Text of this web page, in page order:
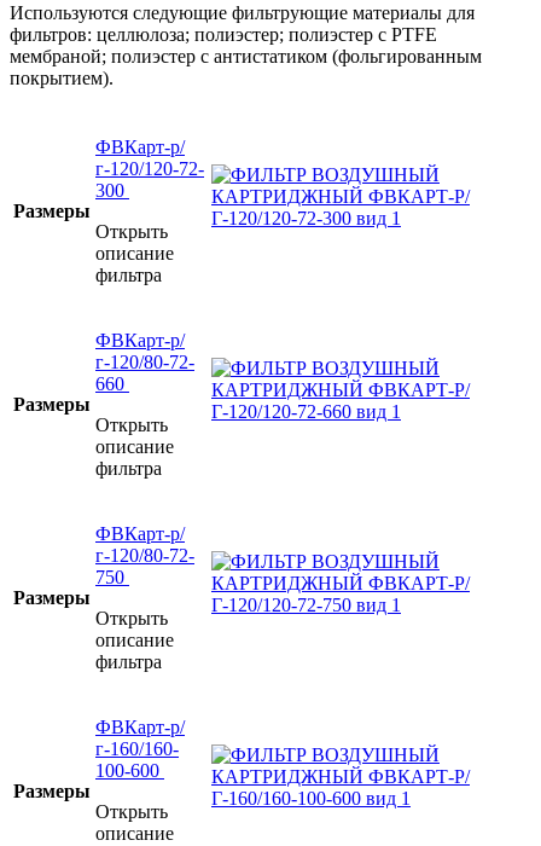
Используются следующие фильтрующие материалы для
фильтров: целлюлоза; полиэстер; полиэстер с PTFE
мембраной; полиэстер с антистатиком (фольгированным
покрытием).
Размеры
ФВКарт-р/
г-120/120-72-
300
Открыть
описание
фильтра
Размеры
ФВКарт-р/
г-120/80-72-
660
Открыть
описание
фильтра
Размеры
ФВКарт-р/
г-120/80-72-
750
Открыть
описание
фильтра
Размеры
ФВКарт-р/
г-160/160-
100-600
Открыть
описание